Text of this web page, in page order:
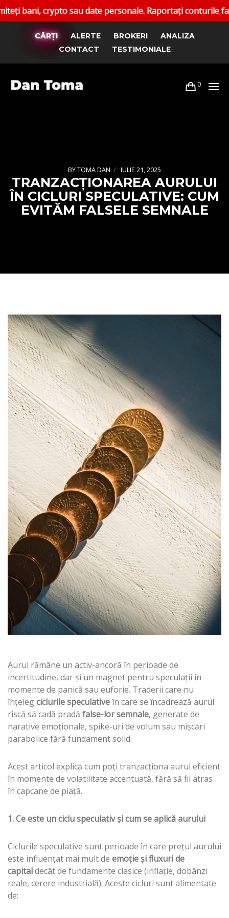
sau date personale. Raportați conturile false.
CĂRȚI ALERTE BROKERI
ANALIZA
CONTACT
TESTIMONIALE
0
BYTOMA DAN IULIE 21, 2025
TRANZACȚIONAREA AURULUI
ÎN CICLURI SPECULATIVE: CUM
EVITĂM FALSELE SEMNALE
Aurul rămâne un activ-ancoră în perioade de
incertitudine, dar și un magnet pentru speculații în
momente de panică sau euforie. Traderii care nu
înțelegciclurile speculativeîn care se încadrează aurul
riscă să cadă pradă false-lor semnale, generate de
narative emoționale, spike-uri de volum sau mișcări
parabolice fără fundament solid.
Acest articol explică cum poți tranzacționa aurul eficient
în momente de volatilitate accentuată, fără să fii atras
în capcane de piață.
1. Ce este un ciclu speculativ și cum se aplică aurului
Ciclurile speculative sunt perioade în care prețul aurului
este influențat mai mult de emoție și fluxuri de
capitaldecât de fundamente clasice (inflație, dobânzi
reale, cerere industrială). Aceste cicluri sunt alimentate
de: